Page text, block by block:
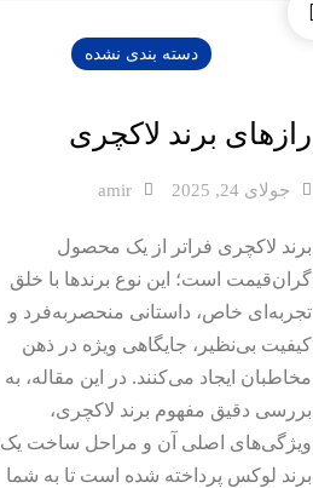
دسته بندی نشده
رازهای برند لاکچری
جولای 24, 2025 amir
برند لاکچری فراتر از یک محصول
گران‌قیمت است؛ این نوع برندها با خلق
تجربه‌ای خاص، داستانی منحصربه‌فرد و
کیفیت بی‌نظیر، جایگاهی ویژه در ذهن
مخاطبان ایجاد می‌کنند. در این مقاله، به
بررسی دقیق مفهوم برند لاکچری،
ویژگی‌های اصلی آن و مراحل ساخت یک
برند لوکس پرداخته شده است تا به شما